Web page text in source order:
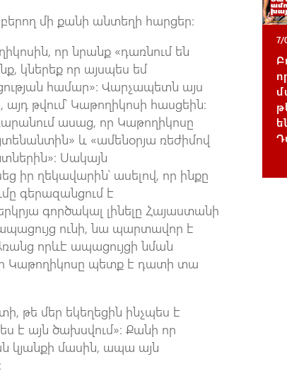
մի քանի անտեղի հարցեր։
որ նրանք «դառնում են
կներեք որ այսպես եմ
համար»։ Վարչապետն այս
թվում՝ Կաթողիկոսի հասցեին։
ասաց, որ Կաթողիկոսը
և «ամենօրյա ռեժիմով
Սակայն
ղեկավարին՝ ասելով, որ ինքը
գերազանցում է
գործակալ լինելը Հայաստանի
ունի, նա պարտավոր է
որևէ ապացույցի նման
Կաթողիկոսը պետք է դատի տա
թե մեր եկեղեցին ինչպես է
է այն ծախսվում»։ Քանի որ
կյանքի մասին, ապա այն
7/